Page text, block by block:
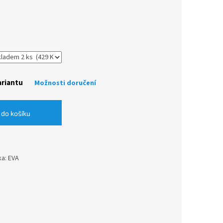
Možnosti doručení
košíku
EVA